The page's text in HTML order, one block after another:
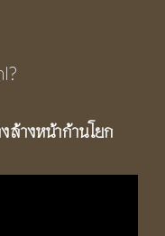
ล้างหน้าก้านโยก